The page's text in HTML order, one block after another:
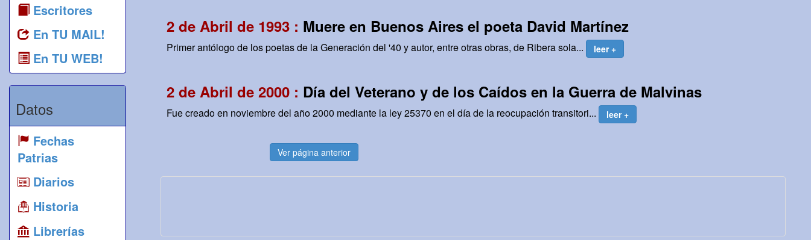
Escritores
En TU MAIL!
En TU WEB!
Datos
Fechas
Patrias
Diarios
Historia
Librerías
2 de Abril de 1993 : Muere en Buenos Aires el poeta David Martínez
Primer antólogo de los poetas de la Generación del '40 y autor, entre otras obras, de Ribera sola... leer +
2 de Abril de 2000 : Día del Veterano y de los Caídos en la Guerra de Malvinas
Fue creado en noviembre del año 2000 mediante la ley 25370 en el día de la reocupación transitori... leer +
Ver página anterior